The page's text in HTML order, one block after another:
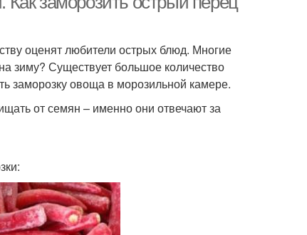
оценят любители острых блюд. Многие
зиму? Существует большое количество
заморозку овоща в морозильной камере.
от семян – именно они отвечают за